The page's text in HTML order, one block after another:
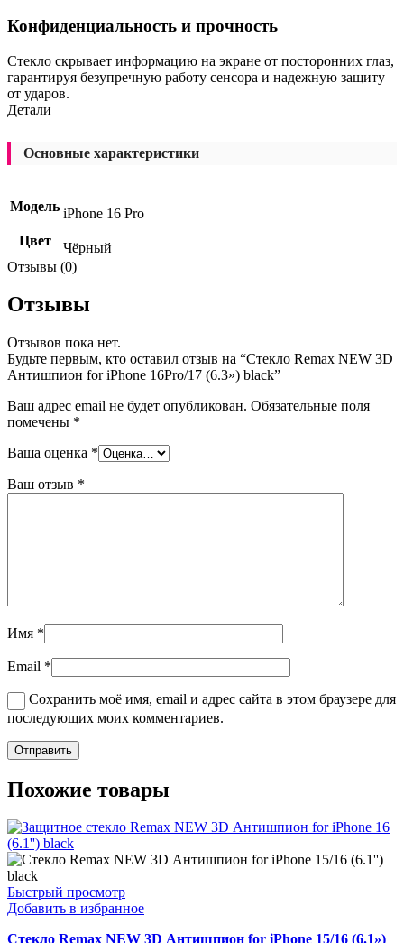
Конфиденциальность и прочность
Стекло скрывает информацию на экране от посторонних глаз,
гарантируя безупречную работу сенсора и надежную защиту
от ударов.
Детали
Основные характеристики
Модель iPhone 16 Pro
Цвет
Чёрный
Отзывы (0)
Отзывы
Отзывов пока нет.
Будьте первым, кто оставил отзыв на “Стекло Remax NEW 3D
Антишпион for iPhone 16Pro/17 (6.3») black”
Ваш адрес email не будет опубликован. Обязательные поля
помечены *
Ваша оценка *
Ваш отзыв *
Имя *
Email *
Сохранить моё имя, email и адрес сайта в этом браузере для
последующих моих комментариев.
Похожие товары
Быстрый просмотр
Добавить в избранное
Стекло Remax NEW 3D Антишпион for iPhone 15/16 (6.1»)